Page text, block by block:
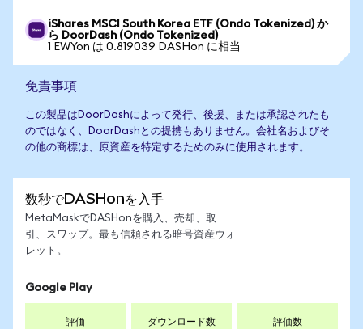
iShares MSCI South Korea ETF (Ondo Tokenized) か
ら DoorDash (Ondo Tokenized)
1 EWYon は 0.819039 DASHon に相当
免責事項
この製品はDoorDashによって発行、後援、または承認されたも
のではなく、DoorDashとの提携もありません。会社名およびそ
の他の商標は、原資産を特定するためのみに使用されます。
数秒でDASHonを入手
MetaMaskでDASHonを購入、売却、取
引、スワップ。最も信頼される暗号資産ウォ
レット。
Google Play
評価 ダウンロード数 評価数